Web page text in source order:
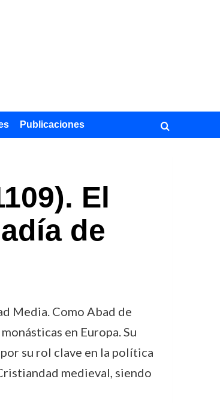
Publicaciones
El
de
Media. Como Abad de
en Europa. Su
su rol clave en la política
medieval, siendo